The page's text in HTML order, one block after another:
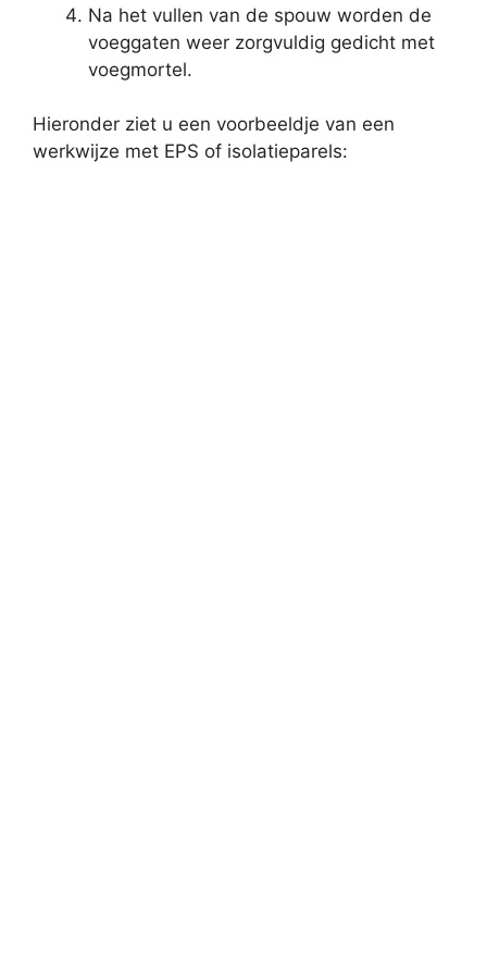
Na het vullen van de spouw worden de
voeggaten weer zorgvuldig gedicht met
voegmortel.
Hieronder ziet u een voorbeeldje van een
werkwijze met EPS of isolatieparels: